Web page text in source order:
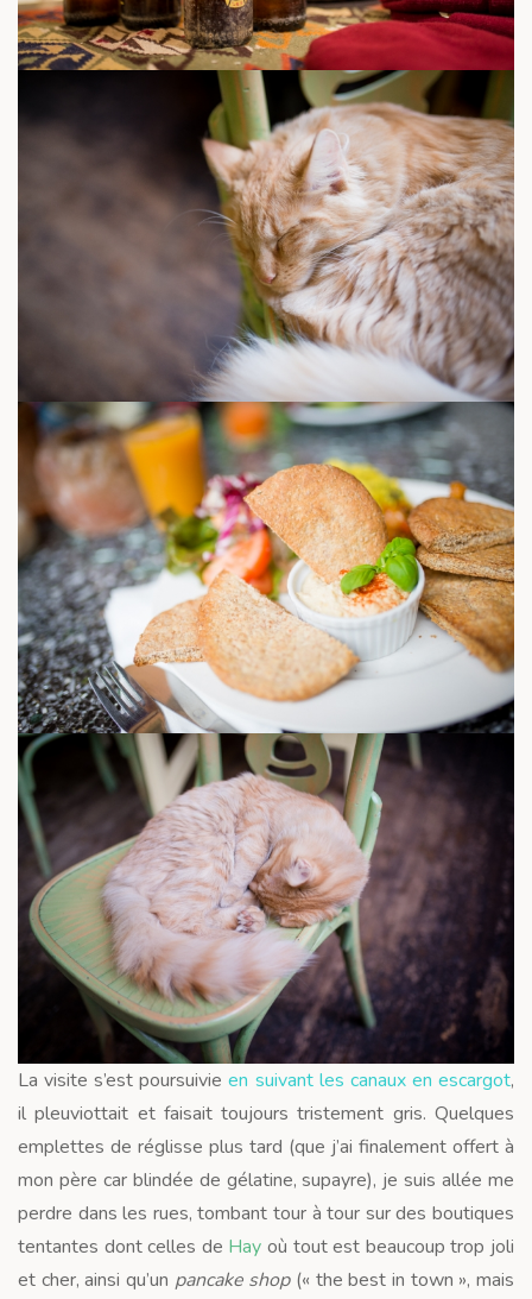
La visite s’est poursuivieen suivant les canaux en escargot,
il pleuviottait et faisait toujours tristement gris. Quelques
emplettes de réglisse plus tard (que j’ai finalement offert à
mon père car blindée de gélatine, supayre), je suis allée me
perdre dans les rues, tombant tour à tour sur des boutiques
tentantes dont celles de Hay où tout est beaucoup trop joli
et cher, ainsi qu’un pancake shop(« the best in town », mais